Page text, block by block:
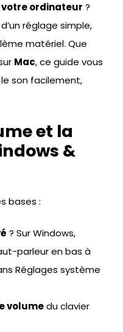
votre ordinateur ?
réglage simple,
matériel. Que
Mac, ce guide vous
son facilement,
et la
&
bases :
? Sur Windows,
parleur en bas à
Réglages système
volumedu clavier